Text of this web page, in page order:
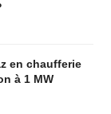
en chaufferie
à 1 MW